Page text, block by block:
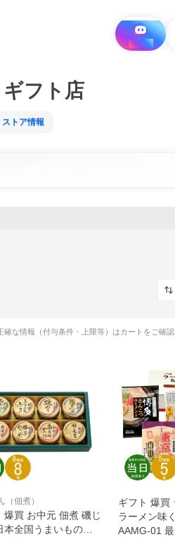
i と探す
フト店
ストア情報
な情報（付与条件・上限等）はカートをご確
（佃煮）
爆買 お中元 佃煮 磯じ
本全国うまいものめ
ギフト 爆買
ラーメン味
AAMG-01 最